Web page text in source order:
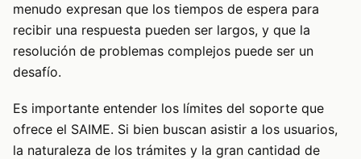
menudo expresan que los tiempos de espera para
recibir una respuesta pueden ser largos, y que la
resolución de problemas complejos puede ser un
desafío.
Es importante entender los límites del soporte que
ofrece el SAIME. Si bien buscan asistir a los usuarios,
la naturaleza de los trámites y la gran cantidad de